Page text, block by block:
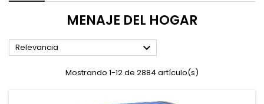
MENAJE DEL HOGAR
Relevancia 
Mostrando 1-12 de 2884 artículo(s)